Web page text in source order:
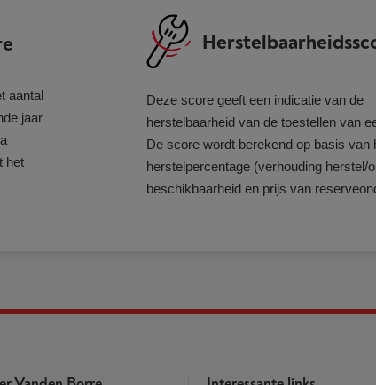
aantal
jaar
het
Deze score geeft een indicatie van de
herstelbaarheid van de toestellen van
De score wordt berekend op basis van
herstelpercentage (verhouding herstel/
beschikbaarheid en prijs van